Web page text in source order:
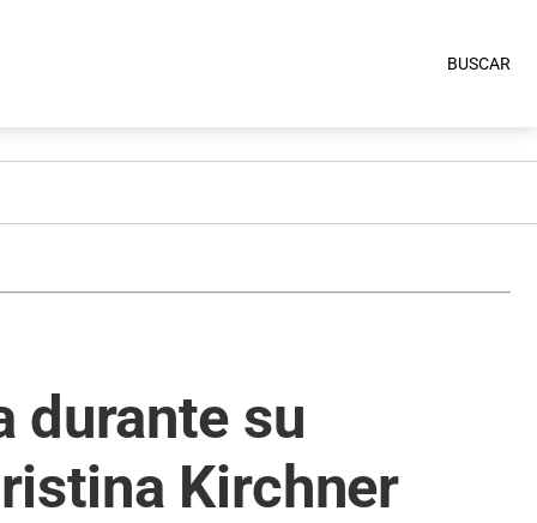
BUSCAR
durante su
Kirchner